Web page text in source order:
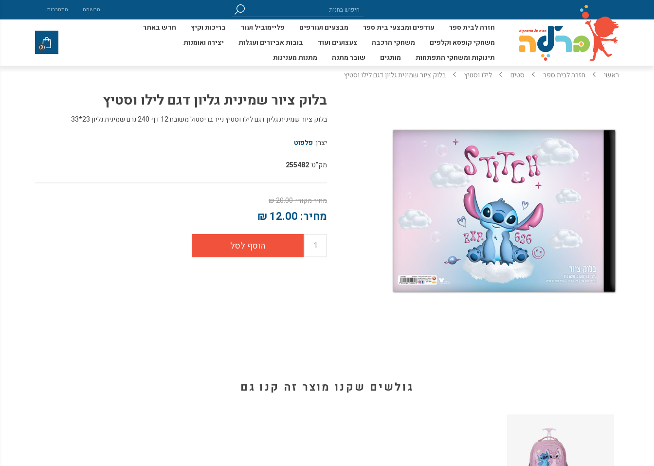
הרשמה התחברות
חזרה לבית ספר עודפים ומבצעי בית ספר מבצעים ועודפים פליימוביל ועוד בריכות וקיץ
חדש באתר
משחקי קופסא וקלפים
משחקי הרכבה צעצועים ועוד בובות אביזרים ועגלות
יצירה ואומנות
תינוקות ומשחקי התפתחות
מותגים שובר מתנה מתנות מענינות
(0)
ראשי חזרה לבית ספר סטים לילו וסטיץ בלוק ציור שמינית גליון דגם לילו וסטיץ
בלוק ציור שמינית גליון דגם לילו וסטיץ
בלוק ציור שמינית גליון דגם לילו וסטיץ נייר בריסטול משובח 12 דף 240 גרם שמינית גליון 23*33
יצרן: פלפוט
מק"ט:255482
מחיר מקורי:20.00 ₪
מחיר: 12.00 ₪
גולשים שקנו מוצר זה קנו גם